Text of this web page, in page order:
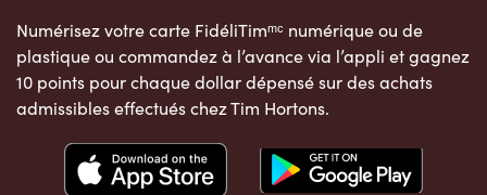
Numérisez votre carte FidéliTimᵐᶜ numérique ou de
plastique ou commandez à l’avance via l’appli et gagnez
10 points pour chaque dollar dépensé sur des achats
admissibles effectués chez Tim Hortons.